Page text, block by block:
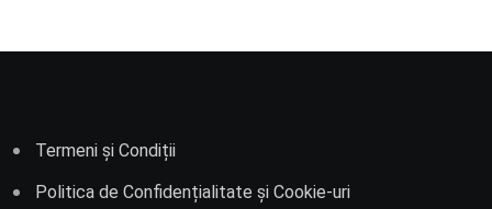
Termeni și Condiții
Politica de Confidențialitate și Cookie-uri